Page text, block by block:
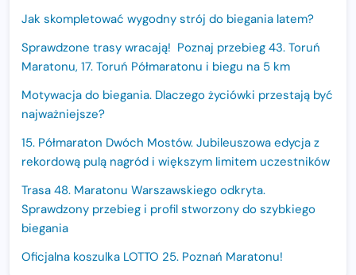
Jak skompletować wygodny strój do biegania latem?
Sprawdzone trasy wracają! Poznaj przebieg 43. Toruń
Maratonu, 17. Toruń Półmaratonu i biegu na 5 km
Motywacja do biegania. Dlaczego życiówki przestają być
najważniejsze?
15. Półmaraton Dwóch Mostów. Jubileuszowa edycja z
rekordową pulą nagród i większym limitem uczestników
Trasa 48. Maratonu Warszawskiego odkryta.
Sprawdzony przebieg i profil stworzony do szybkiego
biegania
Oficjalna koszulka LOTTO 25. Poznań Maratonu!